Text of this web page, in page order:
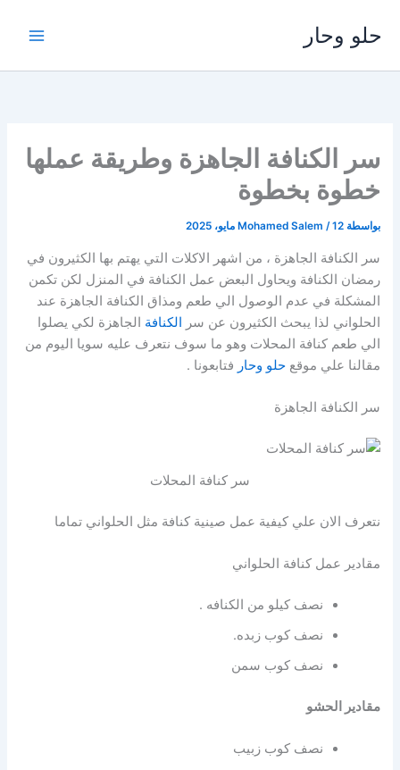
المحتوى
حلو وحار
سر الكنافة الجاهزة وطريقة عملها
خطوة بخطوة
بواسطة Mohamed Salem /12 مايو، 2025
سر الكنافة الجاهزة ، من اشهر الاكلات التي يهتم بها الكثيرون في
رمضان الكنافة ويحاول البعض عمل الكنافة في المنزل لكن تكمن
المشكلة في عدم الوصول الي طعم ومذاق الكنافة الجاهزة عند
الحلواني لذا يبحث الكثيرون عن سر الكنافة الجاهزة لكي يصلوا
الي طعم كنافة المحلات وهو ما سوف نتعرف عليه سويا اليوم من
مقالنا علي موقعحلو وحار فتابعونا .
سر الكنافة الجاهزة
سر كنافة المحلات
نتعرف الان علي كيفية عمل صينية كنافة مثل الحلواني تماما
مقادير عمل كنافة الحلواني
نصف كيلو من الكنافه .
نصف كوب زبده.
نصف كوب سمن
مقادير الحشو
نصف كوب زبيب